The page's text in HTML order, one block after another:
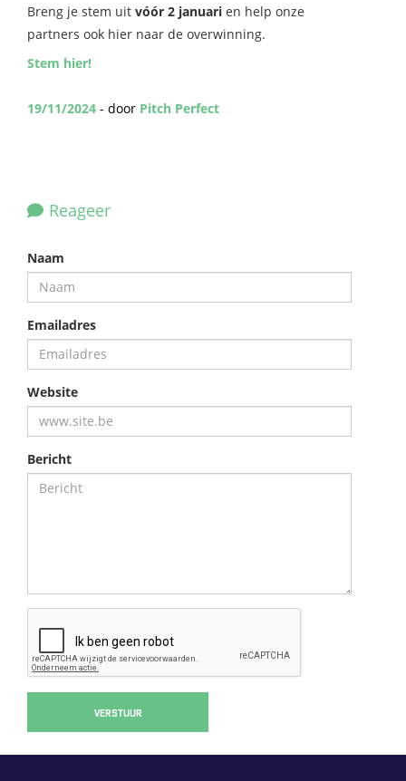
Breng je stem uit vóór 2 januari en help onze
partners ook hier naar de overwinning.
Stem hier!
19/11/2024 - door Pitch Perfect
Reageer
Naam
Emailadres
Website
Bericht
VERSTUUR